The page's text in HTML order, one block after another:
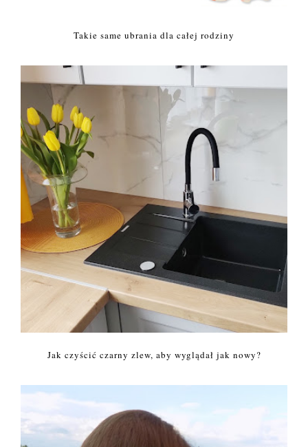
Takie same ubrania dla całej rodziny
Jak czyścić czarny zlew, aby wyglądał jak nowy?